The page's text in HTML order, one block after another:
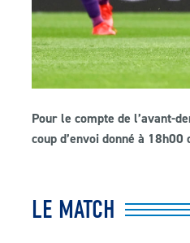
Pour le compte de l’avant-
coup d’envoi donné à 18h00
LE MATCH